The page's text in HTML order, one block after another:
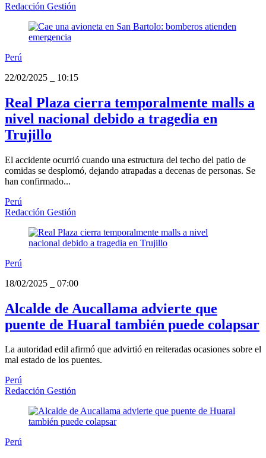
Redacción Gestión
Perú
22/02/2025
10:15
Real Plaza cierra temporalmente malls a
nivel nacional debido a tragedia en
Trujillo
El accidente ocurrió cuando una estructura del techo del patio de
comidas se desplomó, dejando atrapadas a decenas de personas. Se
han confirmado...
Perú
Redacción Gestión
Perú
18/02/2025
07:00
Alcalde de Aucallama advierte que
puente de Huaral también puede colapsar
La autoridad edil afirmó que advirtió en reiteradas ocasiones sobre el
mal estado de los puentes.
Perú
Redacción Gestión
Perú